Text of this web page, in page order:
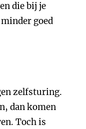
die bij je
goed
zelfsturing.
dan komen
Toch is